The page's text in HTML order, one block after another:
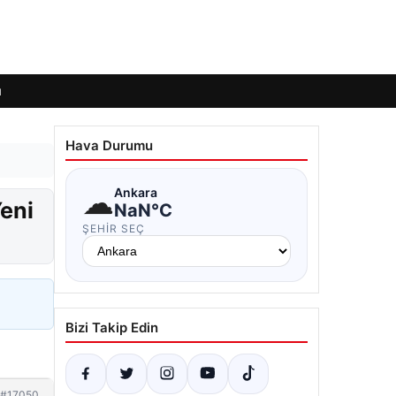
Hava Durumu
☁Ankara
NaN°C
ŞEHIR SEÇ
Bizi Takip Edin